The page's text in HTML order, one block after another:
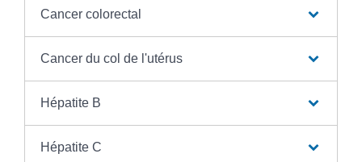
Cancer colorectal
Cancer du col de l'utérus
Hépatite B
Hépatite C